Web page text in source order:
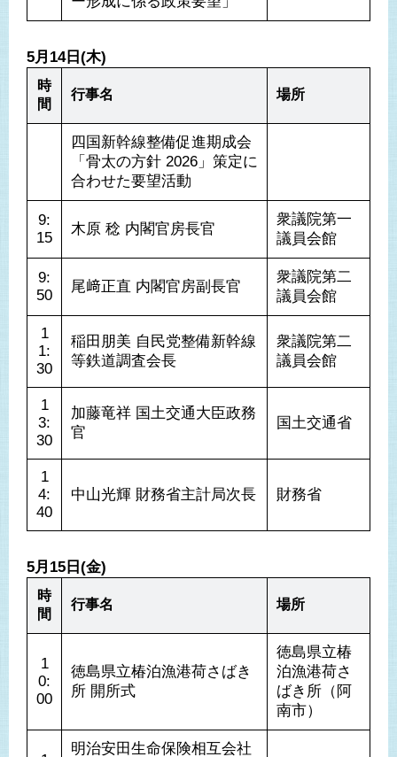
5月14日(木)
時
間
行事名 場所
四国新幹線整備促進期成会
「骨太の方針 2026」策定に
合わせた要望活動
9:
15
木原 稔 内閣官房長官
衆議院第一
議員会館
9:
50
尾﨑正直 内閣官房副長官
衆議院第二
議員会館
1
1:
30
稲田朋美 自民党整備新幹線
等鉄道調査会長
衆議院第二
議員会館
1
3:
30
加藤竜祥 国土交通大臣政務
官
国土交通省
1
4:
40
中山光輝 財務省主計局次長 財務省
5月15日(金)
時
間
行事名 場所
1
0:
00
徳島県立椿泊漁港荷さばき
所 開所式
徳島県立椿
泊漁港荷さ
ばき所（阿
南市）
明治安田生命保険相互会社